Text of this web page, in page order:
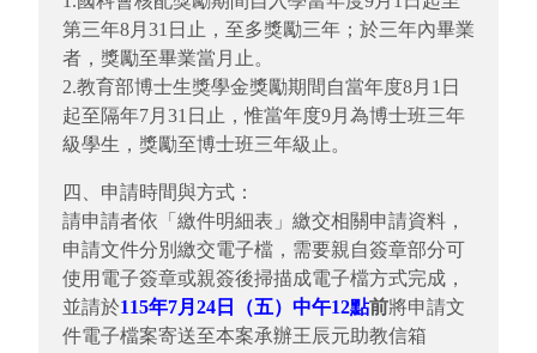
第三年8月31日止，至多獎勵三年；於三年內畢業
者，獎勵至畢業當月止。
2.教育部博士生獎學金獎勵期間自當年度8月1日
起至隔年7月31日止，惟當年度9月為博士班三年
級學生，獎勵至博士班三年級止。
四、申請時間與方式：
請申請者依「繳件明細表」繳交相關申請資料，
申請文件分別繳交電子檔，需要親自簽章部分可
使用電子簽章或親簽後掃描成電子檔方式完成，
並請於115年7月24日（五）中午12點前將申請文
件電子檔案寄送至本案承辦王辰元助教信箱